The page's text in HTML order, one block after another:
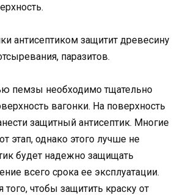
антисептиком защитит древесину
паразитов.
пемзы необходимо тщательно
вагонки. На поверхность
защитный антисептик. Многие
этап, однако этого лучше не
будет надежно защищать
всего срока ее эксплуатации.
того, чтобы защитить краску от